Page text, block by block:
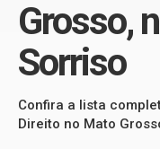
Grosso,
Sorriso
Confira a lista
Direito no Mato